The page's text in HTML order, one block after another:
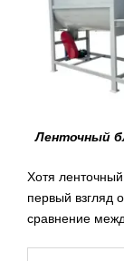
Ленточный
Хотя
первый взгляд
сравнение